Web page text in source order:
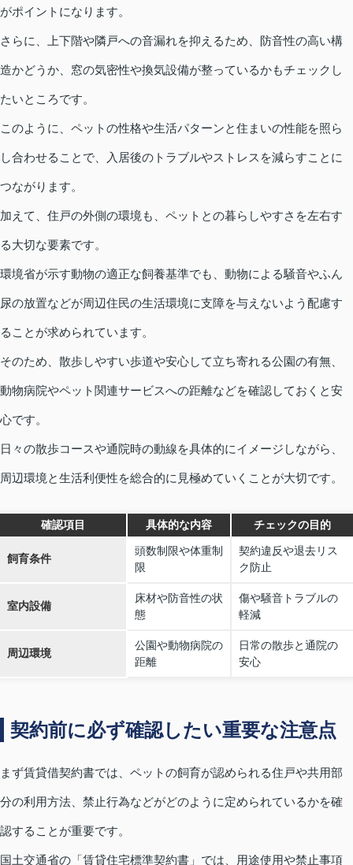
がポイントになります。
さらに、上下階や隣戸への音漏れを抑えるため、防音性の高い構
造かどうか、窓の気密性や換気設備が整っているかもチェックし
たいところです。
このように、ペットの性格や生活パターンと住まいの性能を照ら
し合わせることで、入居後のトラブルやストレスを減らすことに
つながります。
加えて、住戸の外側の環境も、ペットとの暮らしやすさを左右す
る大切な要素です。
環境省が示す動物の適正な飼養基準でも、動物による騒音やふん
尿の放置などが周辺住民の生活環境に支障を与えないよう配慮す
ることが求められています。
そのため、散歩しやすい歩道や安心して立ち寄れる公園の有無、
動物病院やペット関連サービスへの距離などを確認しておくと安
心です。
日々の散歩コースや通院時の動線を具体的にイメージしながら、
周辺環境と生活利便性を総合的に見極めていくことが大切です。
確認項目 具体的な内容 チェックの目的
飼育条件
頭数制限や体重制
限
契約違反や退去リス
ク防止
室内設備
床材や防音性の状
態
傷や騒音トラブルの
軽減
周辺環境
公園や動物病院の
距離
日常の散歩と通院の
安心
契約前に必ず確認したい重要な注意点
まず賃貸借契約書では、ペットの飼育が認められる住戸や共用部
分の利用方法、禁止行為などがどのように定められているかを確
認することが重要です。
国土交通省の「賃貸住宅標準契約書」では、用途使用や禁止事項